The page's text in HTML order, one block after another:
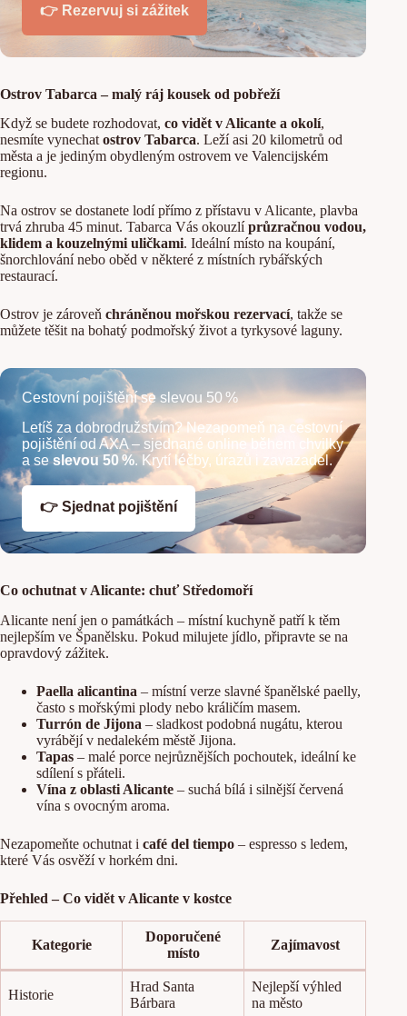
👉 Rezervuj si zážitek
Ostrov Tabarca – malý ráj kousek od pobřeží
Když se budete rozhodovat, co vidět v Alicante a okolí,
nesmíte vynechatostrov Tabarca. Leží asi 20 kilometrů od
města a je jediným obydleným ostrovem ve Valencijském
regionu.
Na ostrov se dostanete lodí přímo z přístavu v Alicante, plavba
trvá zhruba 45 minut. Tabarca Vás okouzlíprůzračnou vodou,
klidem a kouzelnými uličkami. Ideální místo na koupání,
šnorchlování nebo oběd v některé z místních rybářských
restaurací.
Ostrov je zároveň chráněnou mořskou rezervací, takže se
můžete těšit na bohatý podmořský život a tyrkysové laguny.
Cestovní pojištění se slevou 50 %
Letíš za dobrodružstvím? Nezapomeň na cestovní
pojištění od AXA – sjednané online během chvilky
a seslevou 50 %. Krytí léčby, úrazů i zavazadel.
👉 Sjednat pojištění
Co ochutnat v Alicante: chuť Středomoří
Alicante není jen o památkách – místní kuchyně patří k těm
nejlepším ve Španělsku. Pokud milujete jídlo, připravte se na
opravdový zážitek.
Paella alicantina – místní verze slavné španělské paelly,
často s mořskými plody nebo králičím masem.
Turrón de Jijona – sladkost podobná nugátu, kterou
vyrábějí v nedalekém městě Jijona.
Tapas – malé porce nejrůznějších pochoutek, ideální ke
sdílení s přáteli.
Vína z oblasti Alicante – suchá bílá i silnější červená
vína s ovocným aroma.
Nezapomeňte ochutnat i café del tiempo – espresso s ledem,
které Vás osvěží v horkém dni.
Přehled – Co vidět v Alicante v kostce
Kategorie
Doporučené
místo
Zajímavost
Historie
Hrad Santa
Bárbara
Nejlepší výhled
na město